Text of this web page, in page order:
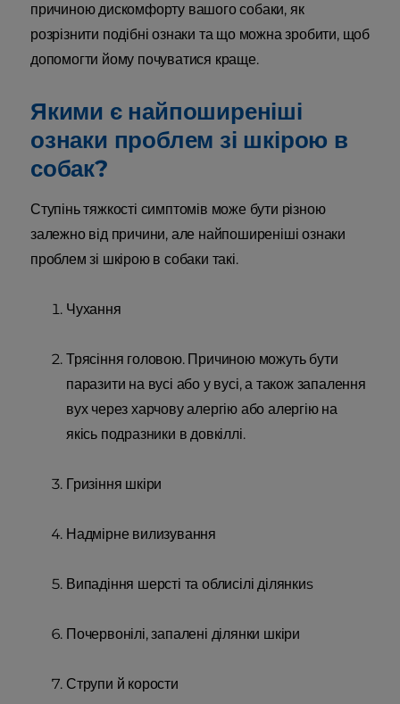
причиною дискомфорту вашого собаки, як
розрізнити подібні ознаки та що можна зробити, щоб
допомогти йому почуватися краще.
Якими є найпоширеніші
ознаки проблем зі шкірою в
собак?
Ступінь тяжкості симптомів може бути різною
залежно від причини, але найпоширеніші ознаки
проблем зі шкірою в собаки такі.
Чухання
Трясіння головою. Причиною можуть бути
паразити на вусі або у вусі, а також запалення
вух через харчову алергію або алергію на
якісь подразники в довкіллі.
Гризіння шкіри
Надмірне вилизування
Випадіння шерсті та облисілі ділянкиs
Почервонілі, запалені ділянки шкіри
Струпи й корости